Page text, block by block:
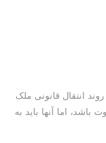
انتقال قانونی ملک
اما آنها باید به